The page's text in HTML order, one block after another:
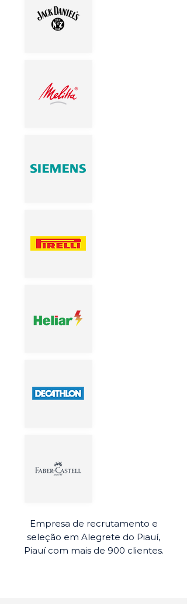
Empresa de recrutamento e
seleção em Alegrete do Piauí,
Piauí com mais de 900 clientes.